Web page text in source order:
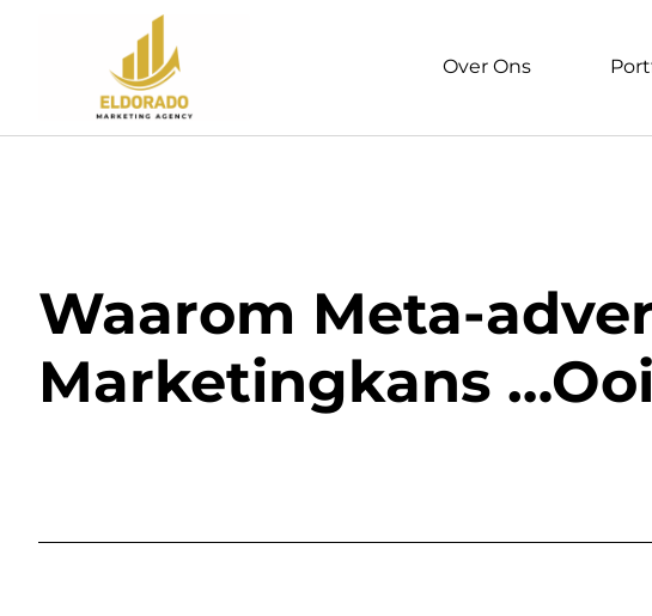
Over Ons
Waarom Meta-
Marketingkans